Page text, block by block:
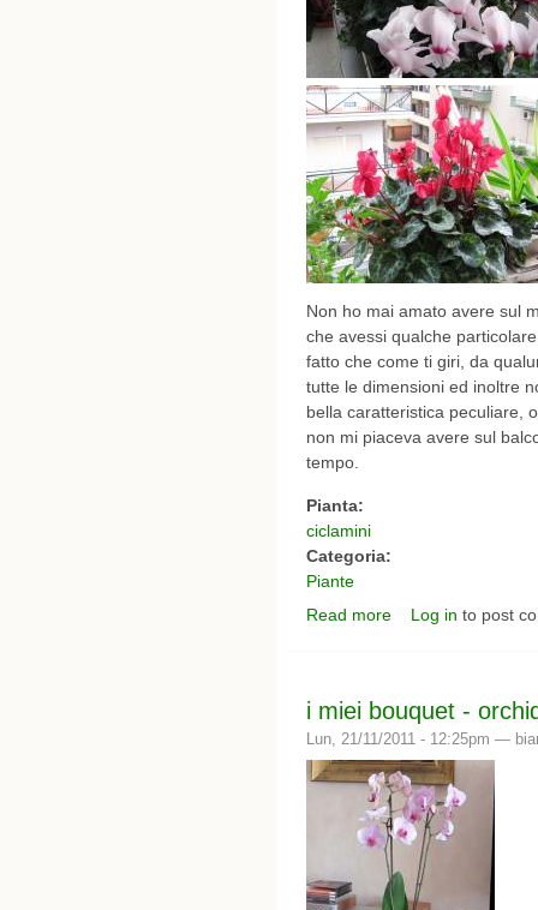
Non ho mai amato avere sul
che avessi qualche
fatto che come ti giri, da
tutte le dimensioni ed inoltre
bella caratteristica peculiare,
non mi piaceva avere sul
tempo.
Pianta:
ciclamini
Categoria:
Piante
Read more about piccola
Log in to post
i miei bouquet -
Lun, 21/11/2011 - 12:25pm —